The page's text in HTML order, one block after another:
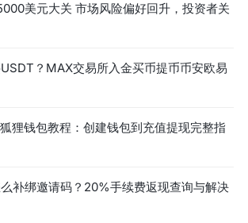
美元大关 市场风险偏好回升，投资者关
？MAX交易所入金买币提币币安欧易
狸钱包教程：创建钱包到充值提现完整指
补绑邀请码？20%手续费返现查询与解决